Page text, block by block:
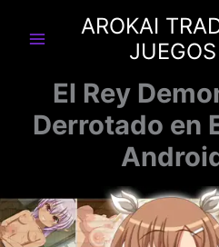
AROKAI
El Rey
Derrotado en